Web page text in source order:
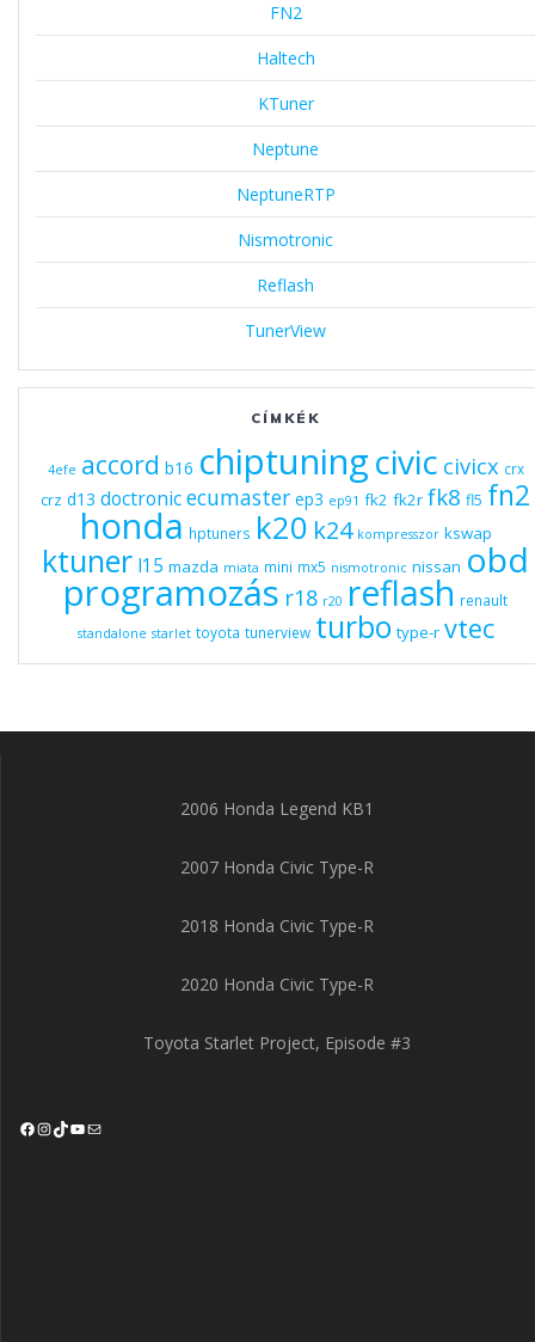
FN2
Haltech
KTuner
Neptune
NeptuneRTP
Nismotronic
Reflash
TunerView
CÍMKÉK
4efe accord b16 chiptuningcivic civicx crx
crz d13 doctronicecumaster ep3 ep91 fk2 fk2r fk8 fl5 fn2
honda hptuners k20 k24 kompresszor kswap
ktuner l15 mazda miata mini mx5 nismotronic nissan obd
programozás r18 r20 reflash renault
standalone starlet toyota tunerview turbo type-r vtec
2006 Honda Legend KB1
2007 Honda Civic Type-R
2018 Honda Civic Type-R
2020 Honda Civic Type-R
Toyota Starlet Project, Episode #3
Facebook
Instagram
TikTok
YouTube
Mail